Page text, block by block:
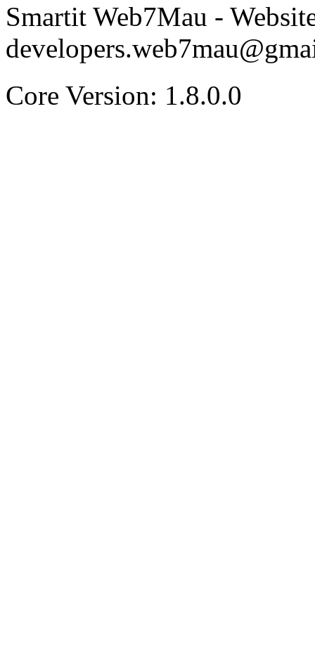
Smartit Web7Mau -
Core Version: 1.8.0.0